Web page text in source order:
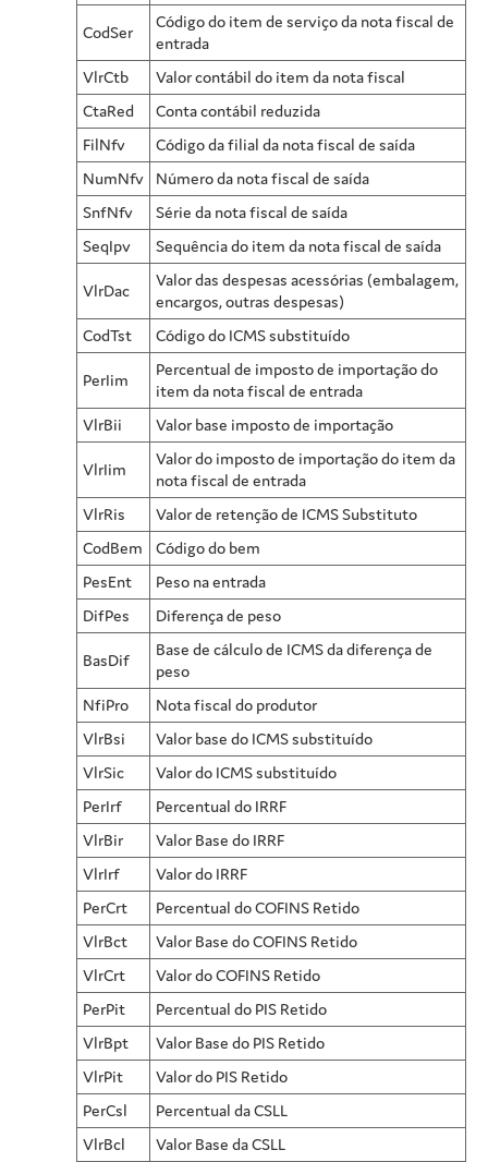
CodSer
Código do item de serviço da nota fiscal de
entrada
VlrCtb
Valor contábil do item da nota fiscal
CtaRed
Conta contábil reduzida
FilNfv
Código da filial da nota fiscal de saída
NumNfv
Número da nota fiscal de saída
SnfNfv
Série da nota fiscal de saída
SeqIpv
Sequência do item da nota fiscal de saída
VlrDac
Valor das despesas acessórias (embalagem,
encargos, outras despesas)
CodTst
Código do ICMS substituído
PerIim
Percentual de imposto de importação do
item da nota fiscal de entrada
VlrBii
Valor base imposto de importação
VlrIim
Valor do imposto de importação do item da
nota fiscal de entrada
VlrRis
Valor de retenção de ICMS Substituto
CodBem
Código do bem
PesEnt
Peso na entrada
DifPes
Diferença de peso
BasDif
Base de cálculo de ICMS da diferença de
peso
NfiPro
Nota fiscal do produtor
VlrBsi
Valor base do ICMS substituído
VlrSic
Valor do ICMS substituído
PerIrf
Percentual do IRRF
VlrBir
Valor Base do IRRF
VlrIrf
Valor do IRRF
PerCrt
Percentual do COFINS Retido
VlrBct
Valor Base do COFINS Retido
VlrCrt
Valor do COFINS Retido
PerPit
Percentual do PIS Retido
VlrBpt
Valor Base do PIS Retido
VlrPit
Valor do PIS Retido
PerCsl
Percentual da CSLL
VlrBcl
Valor Base da CSLL